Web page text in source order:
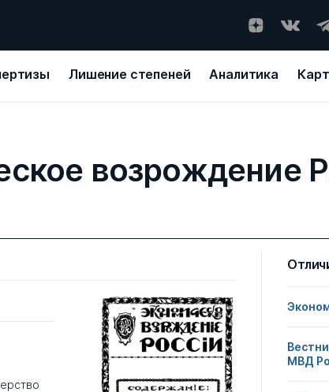
Лишение степеней Аналитика
возрождение
МВД